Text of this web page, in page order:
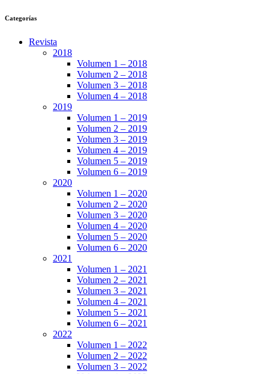
Categorías
Revista
2018
Volumen 1 – 2018
Volumen 2 – 2018
Volumen 3 – 2018
Volumen 4 – 2018
2019
Volumen 1 – 2019
Volumen 2 – 2019
Volumen 3 – 2019
Volumen 4 – 2019
Volumen 5 – 2019
Volumen 6 – 2019
2020
Volumen 1 – 2020
Volumen 2 – 2020
Volumen 3 – 2020
Volumen 4 – 2020
Volumen 5 – 2020
Volumen 6 – 2020
2021
Volumen 1 – 2021
Volumen 2 – 2021
Volumen 3 – 2021
Volumen 4 – 2021
Volumen 5 – 2021
Volumen 6 – 2021
2022
Volumen 1 – 2022
Volumen 2 – 2022
Volumen 3 – 2022